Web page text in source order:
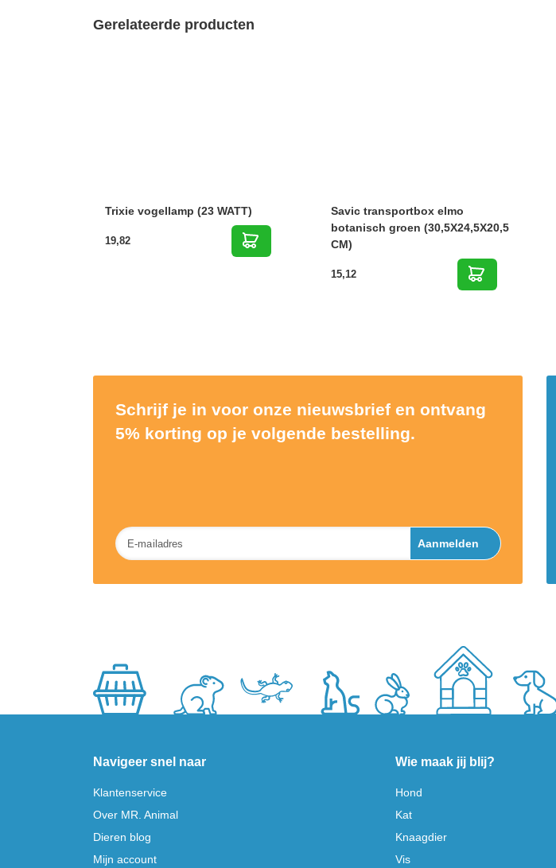
Gerelateerde producten
Trixie vogellamp (23 WATT)
19,82
Savic transportbox elmo
botanisch groen (30,5X24,5X20,5
CM)
15,12
Schrijf je in voor onze nieuwsbrief en ontvang
5% korting op je volgende bestelling.
Nieuwsbrief Aanmelden
Navigeer snel naar
Klantenservice
Over MR. Animal
Dieren blog
Mijn account
Wie maak jij blij?
Hond
Kat
Knaagdier
Vis